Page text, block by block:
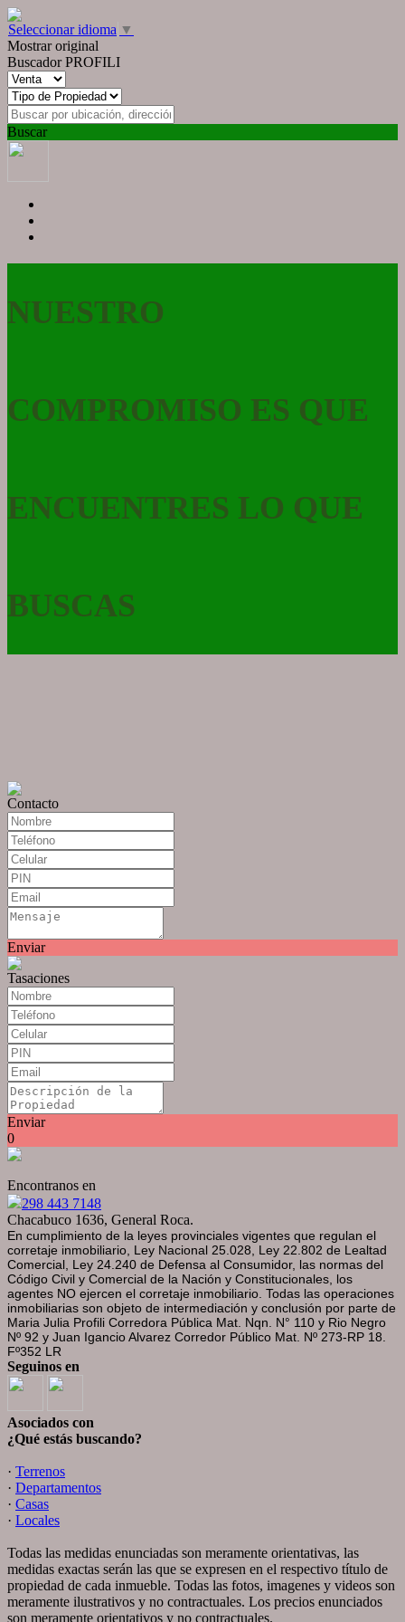
Seleccionar idioma ▼
Mostrar original
Buscador PROFILI
Buscar
NUESTRO
COMPROMISO ES QUE
ENCUENTRES LO QUE
BUSCAS
Contacto
Enviar
Tasaciones
Enviar
0
Encontranos en
298 443 7148
Chacabuco 1636, General Roca.
En cumplimiento de la leyes provinciales vigentes que regulan el
corretaje inmobiliario, Ley Nacional 25.028, Ley 22.802 de Lealtad
Comercial, Ley 24.240 de Defensa al Consumidor, las normas del
Código Civil y Comercial de la Nación y Constitucionales, los
agentes NO ejercen el corretaje inmobiliario. Todas las operaciones
inmobiliarias son objeto de intermediación y conclusión por parte de
Maria Julia Profili Corredora Pública Mat. Nqn. N° 110 y Rio Negro
Nº 92 y Juan Igancio Alvarez Corredor Público Mat. Nº 273-RP 18.
Fº352 LR
Seguinos en
Asociados con
¿Qué estás buscando?
· Terrenos
· Departamentos
· Casas
· Locales
Todas las medidas enunciadas son meramente orientativas, las
medidas exactas serán las que se expresen en el respectivo título de
propiedad de cada inmueble. Todas las fotos, imagenes y videos son
meramente ilustrativos y no contractuales. Los precios enunciados
son meramente orientativos y no contractuales.